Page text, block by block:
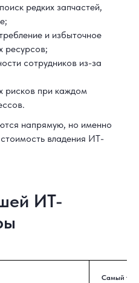
редких запчастей,
и избыточное
ресурсов;
сотрудников из-за
рисков при каждом
напрямую, но именно
владения ИТ-
ИТ-
Самый